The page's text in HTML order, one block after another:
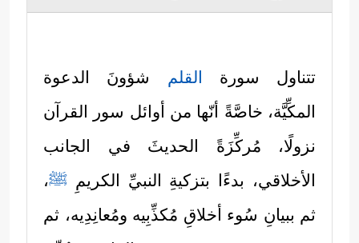
تتناول سورة القلم شؤونَ الدعوة
المكِّيَّة، خاصَّةً أنّها من أوائل سور القرآن
نزولًا، مُركِّزَةً الحديثَ في الجانب
الأخلاقي، بدءًا بتزكيةِ النبيِّ الكريمِ ﷺ،
ثم ببيانِ سُوء أخلاقِ مُكذِّبِيه ومُعانِدِيه، ثم